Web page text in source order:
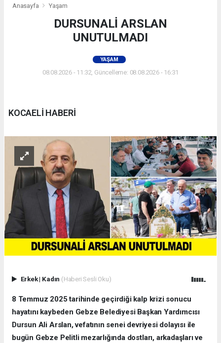
Anasayfa Yaşam
DURSUNALİ ARSLAN
UNUTULMADI
YAŞAM
08.08.2026 - 11:32, Güncelleme: 08.08.2026 - 16:31
KOCAELİ HABERİ
Erkek| Kadın (Haberi Sesli Oku)
8 Temmuz 2025 tarihinde geçirdiği kalp krizi sonucu
hayatını kaybeden Gebze Belediyesi Başkan Yardımcısı
Dursun Ali Arslan, vefatının senei devriyesi dolayısı ile
bugün Gebze Pelitli mezarlığında dostları, arkadaşları ve